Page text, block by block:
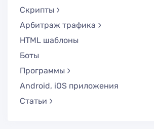
Скрипты
Арбитраж трафика
HTML шаблоны
Боты
Программы
Android, iOS приложения
Статьи